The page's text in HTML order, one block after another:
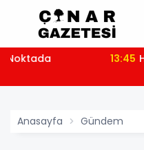
13:45 Hacı Murat
Anasayfa Gündem